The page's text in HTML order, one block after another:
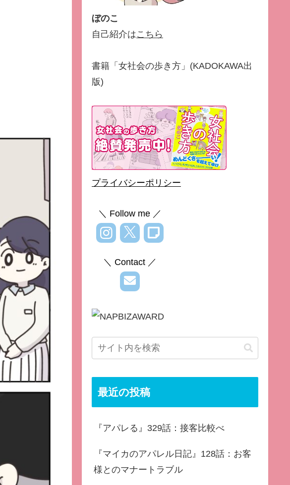
ぼのこ
自己紹介はこちら
書籍「女社会の歩き方」(KADOKAWA出
版)
プライバシーポリシー
＼ Follow me ／
＼ Contact ／
最近の投稿
『アパレる』329話：接客比較べ
『マイカのアパレル日記』128話：お客
様とのマナートラブル